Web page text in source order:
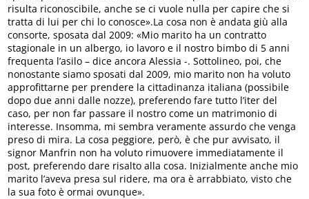
risulta riconoscibile, anche se ci vuole nulla per capire che si
tratta di lui per chi lo conosce».La cosa non è andata giù alla
consorte, sposata dal 2009: «Mio marito ha un contratto
stagionale in un albergo, io lavoro e il nostro bimbo di 5 anni
frequenta l’asilo – dice ancora Alessia -. Sottolineo, poi, che
nonostante siamo sposati dal 2009, mio marito non ha voluto
approfittarne per prendere la cittadinanza italiana (possibile
dopo due anni dalle nozze), preferendo fare tutto l’iter del
caso, per non far passare il nostro come un matrimonio di
interesse. Insomma, mi sembra veramente assurdo che venga
preso di mira. La cosa peggiore, però, è che pur avvisato, il
signor Manfrin non ha voluto rimuovere immediatamente il
post, preferendo dare risalto alla cosa. Inizialmente anche mio
marito l’aveva presa sul ridere, ma ora è arrabbiato, visto che
la sua foto è ormai ovunque».